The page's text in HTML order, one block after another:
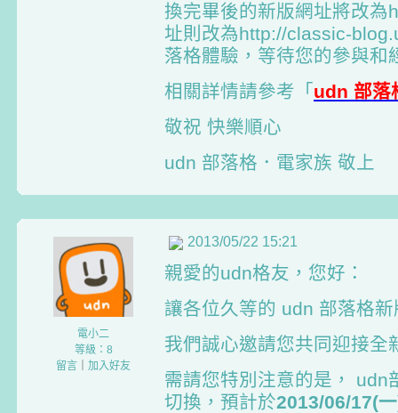
換完畢後的新版網址將改
址則改為http://classic-
落格體驗，等待您的參與和
相關詳情請參考「 udn 部落
敬祝 快樂順心
udn 部落格．電家族 敬上
電小二
等級：8
留言
加入好友
2013/05/22 15:21
親愛的udn格友，您好：
讓各位久等的 udn 部落格
我們誠心邀請您共同迎接全
需請您特別注意的是， udn
切換，預計於2013/06/17(